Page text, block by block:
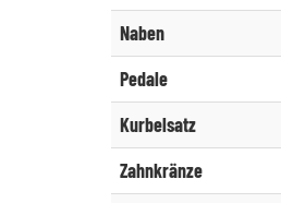
Naben
Pedale
Kurbelsatz
Zahnkränze